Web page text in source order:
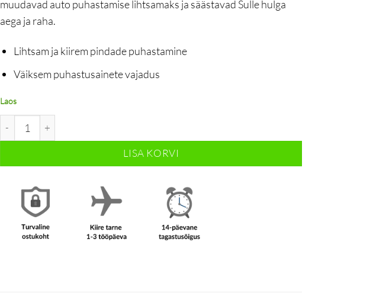
muudavad auto puhastamise lihtsamaks ja säästavad Sulle hulga
aega ja raha.
Lihtsam ja kiirem pindade puhastamine
Väiksem puhastusainete vajadus
Laos
LISA KORVI